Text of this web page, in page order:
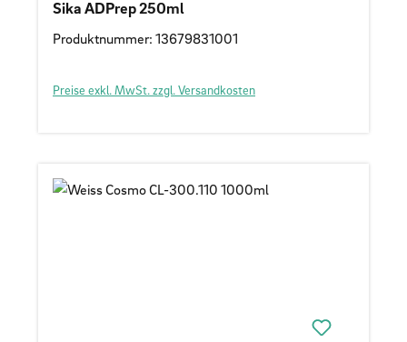
Sika ADPrep 250ml
Produktnummer: 13679831001
Preise exkl. MwSt. zzgl. Versandkosten